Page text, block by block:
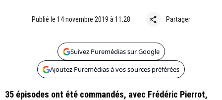
Publié le 14 novembre 2019 à 11:28 share Partager
Suivez Puremédias sur Google
Ajoutez Puremédias à vos sources préférées
35 épisodes ont été commandés, avec Frédéric Pierrot,